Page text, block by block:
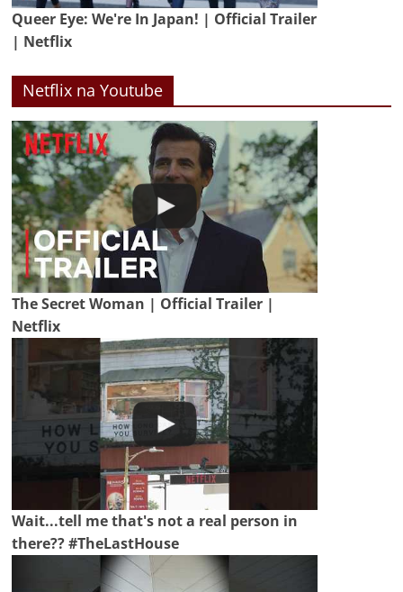
Queer Eye: We're In Japan! | Official Trailer
| Netflix
Netflix na Youtube
The Secret Woman | Official Trailer |
Netflix
Wait...tell me that's not a real person in
there?? #TheLastHouse